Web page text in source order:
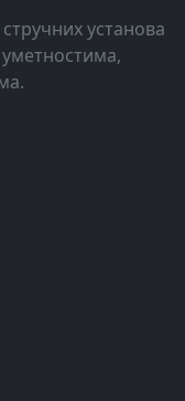
установа